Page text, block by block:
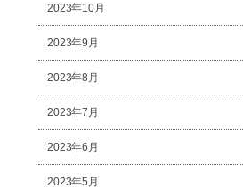
2023年10月
2023年9月
2023年8月
2023年7月
2023年6月
2023年5月